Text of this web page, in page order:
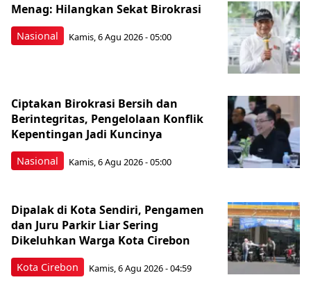
Nasional
Menag: Hilangkan Sekat Birokrasi
Kamis, 6 Agu 2026 - 05:00
Nasional
Ciptakan Birokrasi Bersih dan
Berintegritas, Pengelolaan Konflik
Kepentingan Jadi Kuncinya
Kamis, 6 Agu 2026 - 05:00
Kota Cirebon
Dipalak di Kota Sendiri, Pengamen
dan Juru Parkir Liar Sering
Dikeluhkan Warga Kota Cirebon
Kamis, 6 Agu 2026 - 04:59